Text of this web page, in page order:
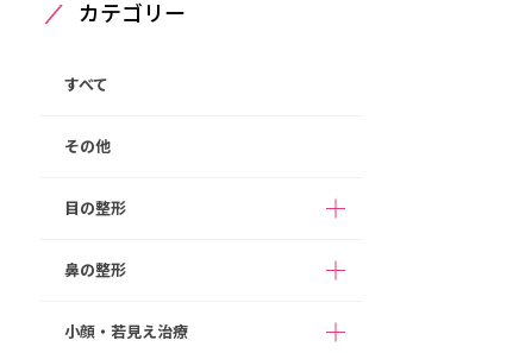
カテゴリー
すべて
その他
目の整形
二重整形（埋没法）
鼻の整形
隆鼻術（ヒアルロン酸注入）
小顔・若見え治療